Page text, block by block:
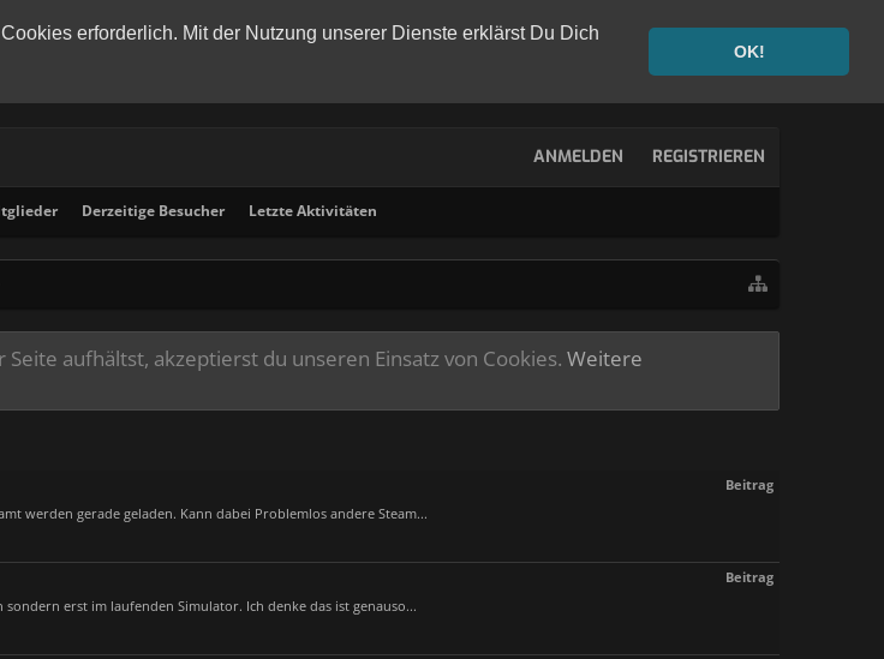
erforderlich. Mit der Nutzung unserer Dienste erklärst Du Dich
OK!
Derzeitige Besucher Letzte Aktivitäten
ANMELDEN REGISTRIEREN
aufhältst, akzeptierst du unseren Einsatz von Cookies. Weitere
Beitrag
werden gerade geladen. Kann dabei Problemlos andere Steam...
Beitrag
erst im laufenden Simulator. Ich denke das ist genauso...